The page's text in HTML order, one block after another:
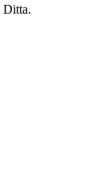
Ditta.